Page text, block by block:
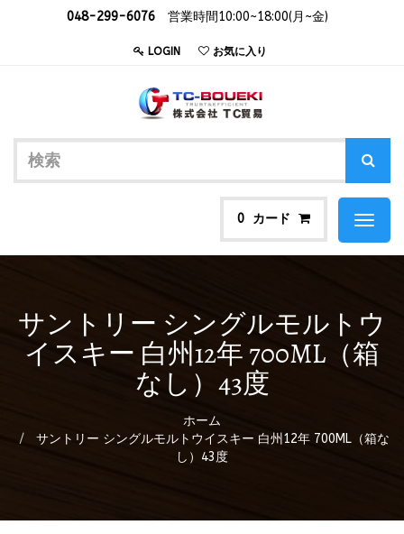
048-299-6076 営業時間10:00~18:00(月~金)
LOGIN お気に入り
0 カード
Toggle
サントリー シングルモルトウ
イスキー 白州12年 700ML（箱
なし）43度
ホーム
サントリー シングルモルトウイスキー 白州12年 700ML（箱な
し）43度